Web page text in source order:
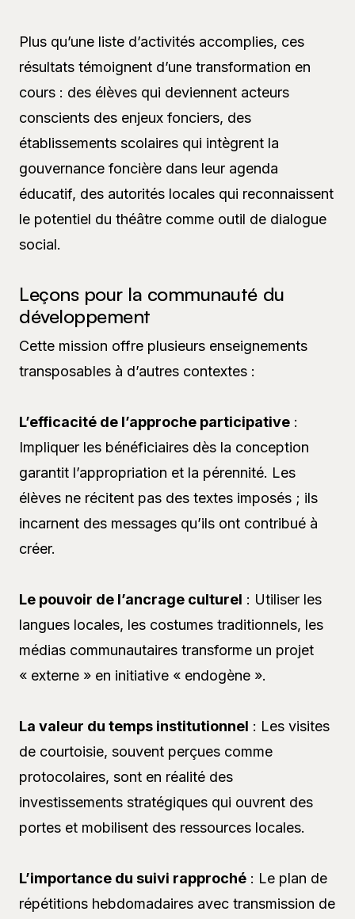
Plus qu’une liste d’activités accomplies, ces
résultats témoignent d’une transformation en
cours : des élèves qui deviennent acteurs
conscients des enjeux fonciers, des
établissements scolaires qui intègrent la
gouvernance foncière dans leur agenda
éducatif, des autorités locales qui reconnaissent
le potentiel du théâtre comme outil de dialogue
social.
Leçons pour la communauté du
développement
Cette mission offre plusieurs enseignements
transposables à d’autres contextes :
L’efficacité de l’approche participative :
Impliquer les bénéficiaires dès la conception
garantit l’appropriation et la pérennité. Les
élèves ne récitent pas des textes imposés ; ils
incarnent des messages qu’ils ont contribué à
créer.
Le pouvoir de l’ancrage culturel : Utiliser les
langues locales, les costumes traditionnels, les
médias communautaires transforme un projet
« externe » en initiative « endogène ».
La valeur du temps institutionnel : Les visites
de courtoisie, souvent perçues comme
protocolaires, sont en réalité des
investissements stratégiques qui ouvrent des
portes et mobilisent des ressources locales.
L’importance du suivi rapproché : Le plan de
répétitions hebdomadaires avec transmission de